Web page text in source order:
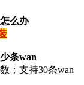
么办
条wan
；支持30条wan